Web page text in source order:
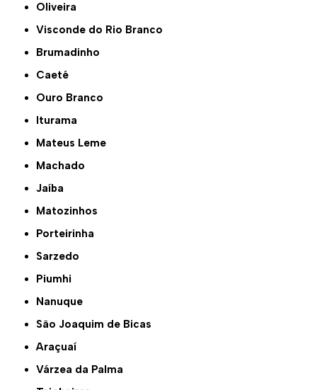
Oliveira
Visconde do Rio Branco
Brumadinho
Caeté
Ouro Branco
Iturama
Mateus Leme
Machado
Jaíba
Matozinhos
Porteirinha
Sarzedo
Piumhi
Nanuque
São Joaquim de Bicas
Araçuaí
Várzea da Palma